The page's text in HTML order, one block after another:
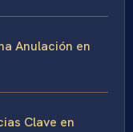
Anulación en
Clave en